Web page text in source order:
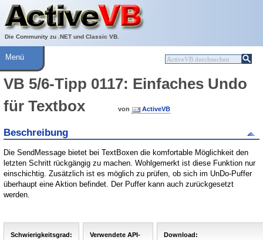
Die Community zu .NET und Classic VB.
Über ActiveVB
Hilfe
Menü
VB 5/6-Tipp 0117: Einfaches Undo
für Textbox
von ActiveVB
Beschreibung
Die SendMessage bietet bei TextBoxen die komfortable Möglichkeit den
letzten Schritt rückgängig zu machen. Wohlgemerkt ist diese Funktion nur
einschichtig. Zusätzlich ist es möglich zu prüfen, ob sich im UnDo-Puffer
überhaupt eine Aktion befindet. Der Puffer kann auch zurückgesetzt
werden.
Schwierigkeitsgrad:
Verwendete API-
Download: